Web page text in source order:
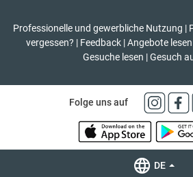
Professionelle und gewerbliche Nutzung |
vergessen? | Feedback | Angebote lesen
Gesuche lesen | Gesuch
Folge uns auf
DE